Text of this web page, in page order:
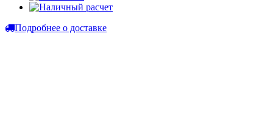
Подробнее о доставке